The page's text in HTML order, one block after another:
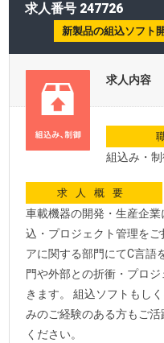
求人番号 247726
新製品の組込ソフト
求人内容
組込み・制
求人概要
車載機器の開発・生産企
込・プロジェクト管理を
アに関する部門にてC言語
門や外部との折衝・プロ
きます。 組込ソフトもし
みのご経験のある方もご
ください。